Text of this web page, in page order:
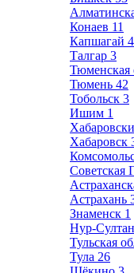
Конаев 11
Капшагай 4
Талгар 3
Тюменская
Тюмень 42
Тобольск 3
Ишим 1
Хабаровск
Советская
Астрахань
Знаменск 1
Нур-Султан
Тульская
Тула 26